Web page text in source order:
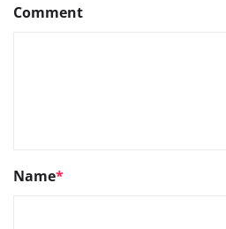
Comment
Name*